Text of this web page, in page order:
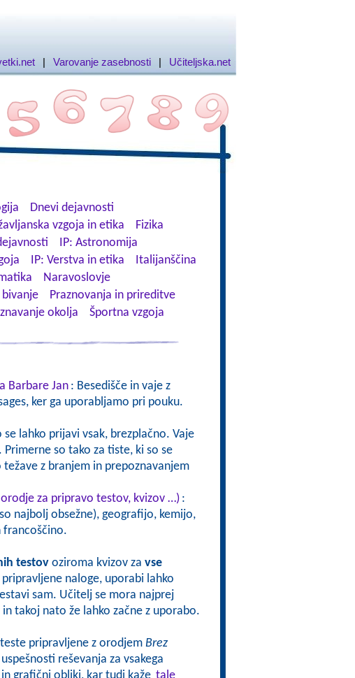
| Varovanje zasebnosti | Učiteljska.net
Dnevi dejavnosti
vzgoja in etika
Fizika
IP: Astronomija
IP: Verstva in etika
Italijanščina
Naravoslovje
Praznovanja in prireditve
okolja
Športna vzgoja
Barbare Jan : Besedišče in vaje z
ker ga uporabljamo pri pouku.
lahko prijavi vsak, brezplačno. Vaje
so tako za tiste, ki so se
z branjem in prepoznavanjem
za pripravo testov, kvizov …) :
najbolj obsežne), geografijo, kemijo,
francoščino.
testovoziroma kvizov za vse
naloge, uporabi lahko
sam. Učitelj se mora najprej
takoj nato že lahko začne z uporabo.
pripravljene z orodjem Brez
reševanja za vsakega